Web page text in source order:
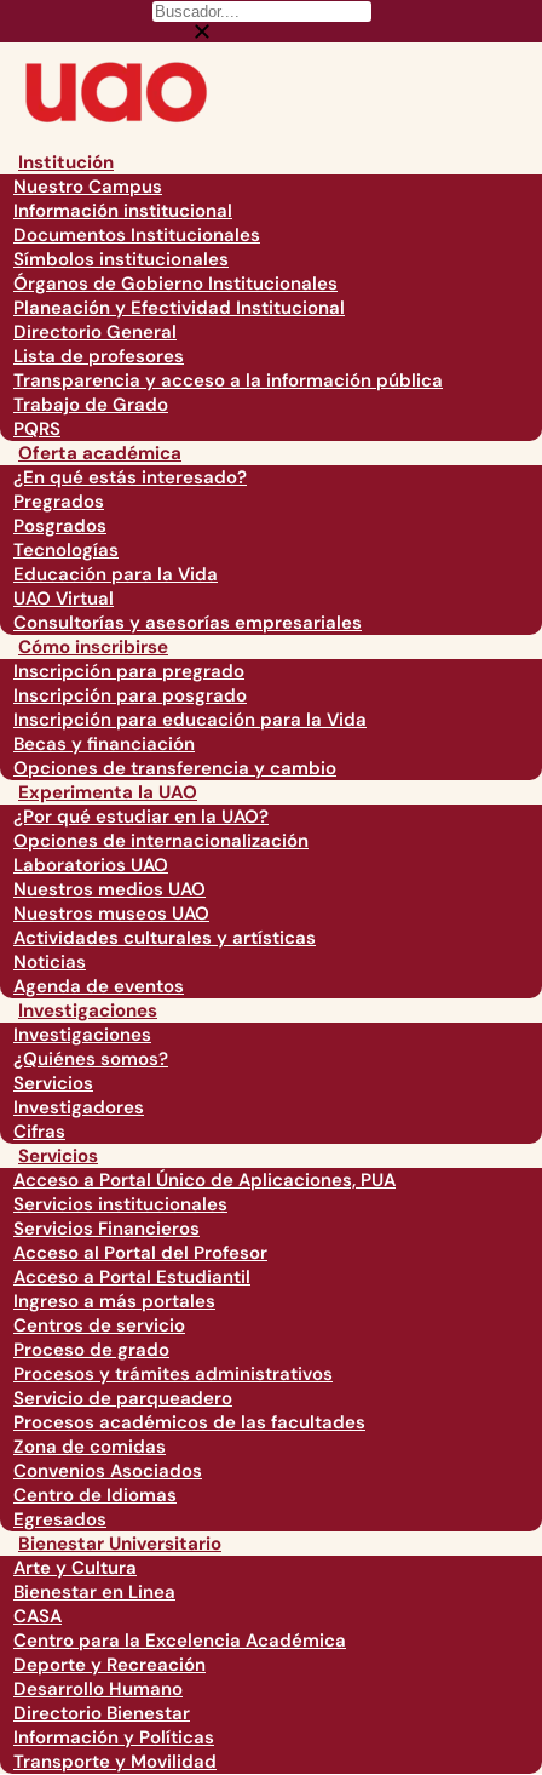
Institución
Nuestro Campus
Información institucional
Documentos Institucionales
Símbolos institucionales
Órganos de Gobierno Institucionales
Planeación y Efectividad Institucional
Directorio General
Lista de profesores
Transparencia y acceso a la información pública
Trabajo de Grado
PQRS
Oferta académica
¿En qué estás interesado?
Pregrados
Posgrados
Tecnologías
Educación para la Vida
UAO Virtual
Consultorías y asesorías empresariales
Cómo inscribirse
Inscripción para pregrado
Inscripción para posgrado
Inscripción para educación para la Vida
Becas y financiación
Opciones de transferencia y cambio
Experimenta la UAO
¿Por qué estudiar en la UAO?
Opciones de internacionalización
Laboratorios UAO
Nuestros medios UAO
Nuestros museos UAO
Actividades culturales y artísticas
Noticias
Agenda de eventos
Investigaciones
Investigaciones
¿Quiénes somos?
Servicios
Investigadores
Cifras
Servicios
Acceso a Portal Único de Aplicaciones, PUA
Servicios institucionales
Servicios Financieros
Acceso al Portal del Profesor
Acceso a Portal Estudiantil
Ingreso a más portales
Centros de servicio
Proceso de grado
Procesos y trámites administrativos
Servicio de parqueadero
Procesos académicos de las facultades
Zona de comidas
Convenios Asociados
Centro de Idiomas
Egresados
Bienestar Universitario
Arte y Cultura
Bienestar en Linea
CASA
Centro para la Excelencia Académica
Deporte y Recreación
Desarrollo Humano
Directorio Bienestar
Información y Políticas
Transporte y Movilidad